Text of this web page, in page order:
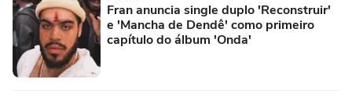
Fran anuncia single duplo 'Reconstruir'
e 'Mancha de Dendê' como primeiro
capítulo do álbum 'Onda'